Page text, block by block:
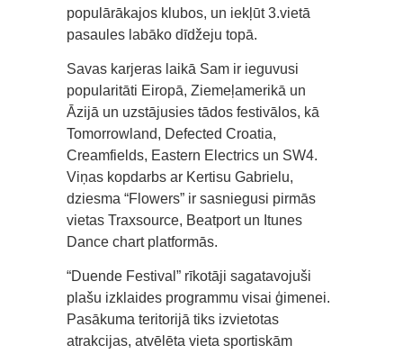
populārākajos klubos, un iekļūt 3.vietā
pasaules labāko dīdžeju topā.
Savas karjeras laikā Sam ir ieguvusi
popularitāti Eiropā, Ziemeļamerikā un
Āzijā un uzstājusies tādos festivālos, kā
Tomorrowland, Defected Croatia,
Creamfields, Eastern Electrics un SW4.
Viņas kopdarbs ar Kertisu Gabrielu,
dziesma “Flowers” ir sasniegusi pirmās
vietas Traxsource, Beatport un Itunes
Dance chart platformās.
“Duende Festival” rīkotāji sagatavojuši
plašu izklaides programmu visai ģimenei.
Pasākuma teritorijā tiks izvietotas
atrakcijas, atvēlēta vieta sportiskām